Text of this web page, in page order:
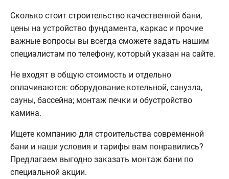
Сколько стоит строительство качественной бани,
цены на устройство фундамента, каркас и прочие
важные вопросы вы всегда сможете задать нашим
специалистам по телефону, который указан на сайте.
Не входят в общую стоимость и отдельно
оплачиваются: оборудование котельной, санузла,
сауны, бассейна; монтаж печки и обустройство
камина.
Ищете компанию для строительства современной
бани и наши условия и тарифы вам понравились?
Предлагаем выгодно заказать монтаж бани по
специальной акции.